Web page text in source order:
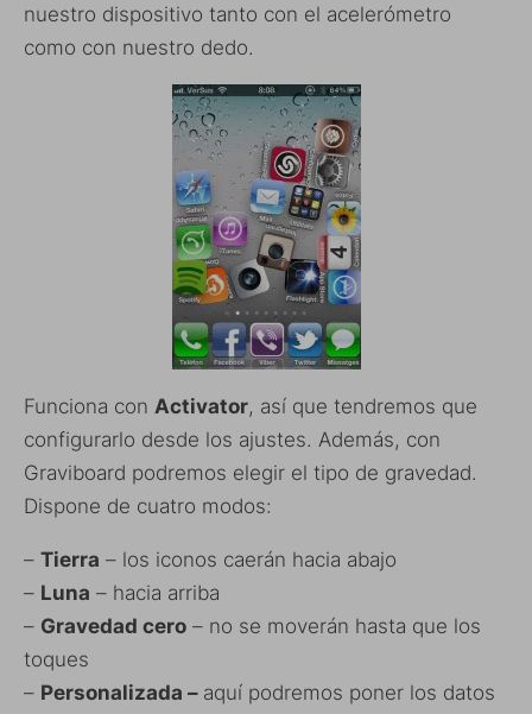
nuestro dispositivo tanto con el acelerómetro
como con nuestro dedo.
Funciona con Activator, así que tendremos que
configurarlo desde los ajustes. Además, con
Graviboard podremos elegir el tipo de gravedad.
Dispone de cuatro modos:
– Tierra – los iconos caerán hacia abajo
– Luna – hacia arriba
– Gravedad cero – no se moverán hasta que los
toques
– Personalizada – aquí podremos poner los datos